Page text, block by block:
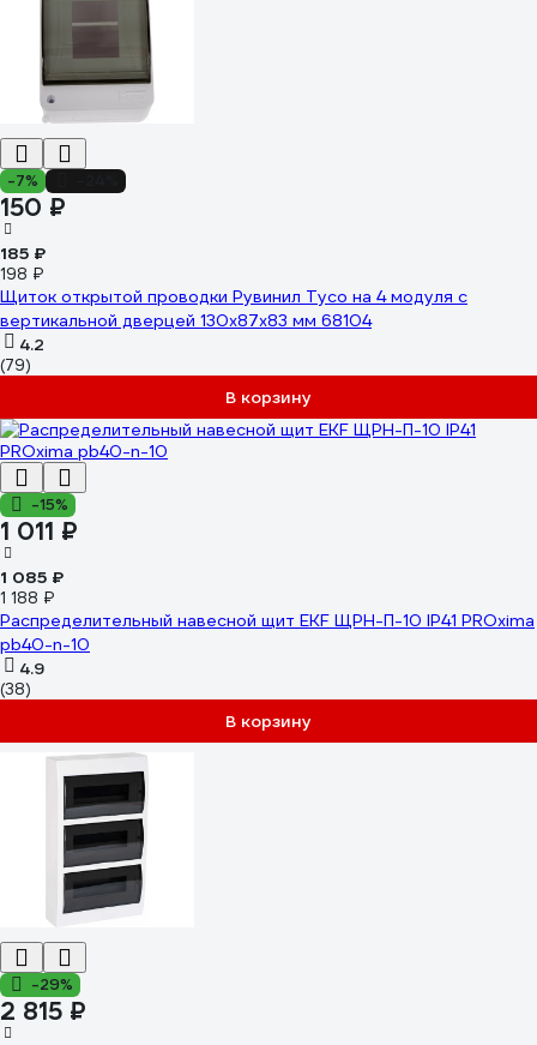
-7%
150 ₽
185 ₽
198 ₽
Щиток открытой проводки Рувинил Тусо на 4 модуля с
вертикальной дверцей 130x87x83 мм 68104
4.2
(79)
В корзину
-15%
1 011 ₽
1 085 ₽
1 188 ₽
Распределительный навесной щит EKF ЩРН-П-10 IP41 PROxima
pb40-n-10
4.9
(38)
В корзину
-29%
2 815 ₽